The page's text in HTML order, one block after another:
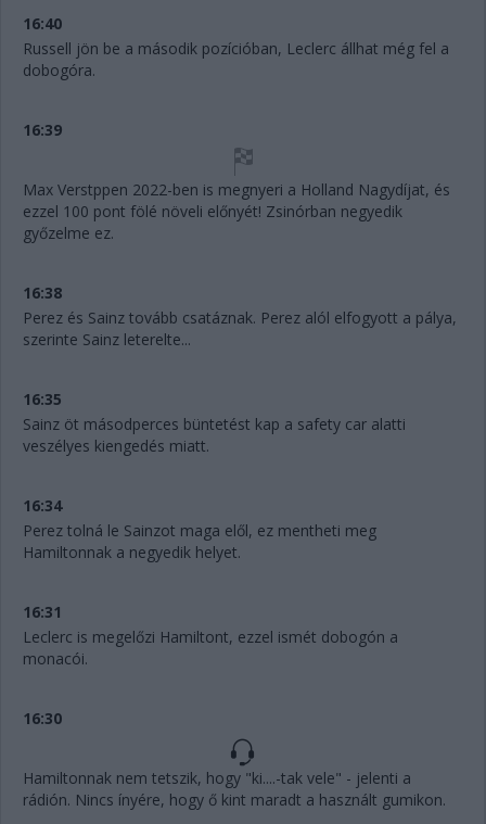
16:40
Russell jön be a második pozícióban, Leclerc állhat még fel a
dobogóra.
16:39
Max Verstppen 2022-ben is megnyeri a Holland Nagydíjat, és
ezzel 100 pont fölé növeli előnyét! Zsinórban negyedik
győzelme ez.
16:38
Perez és Sainz tovább csatáznak. Perez alól elfogyott a pálya,
szerinte Sainz leterelte...
16:35
Sainz öt másodperces büntetést kap a safety car alatti
veszélyes kiengedés miatt.
16:34
Perez tolná le Sainzot maga elől, ez mentheti meg
Hamiltonnak a negyedik helyet.
16:31
Leclerc is megelőzi Hamiltont, ezzel ismét dobogón a
monacói.
16:30
Hamiltonnak nem tetszik, hogy "ki....-tak vele" - jelenti a
rádión. Nincs ínyére, hogy ő kint maradt a használt gumikon.